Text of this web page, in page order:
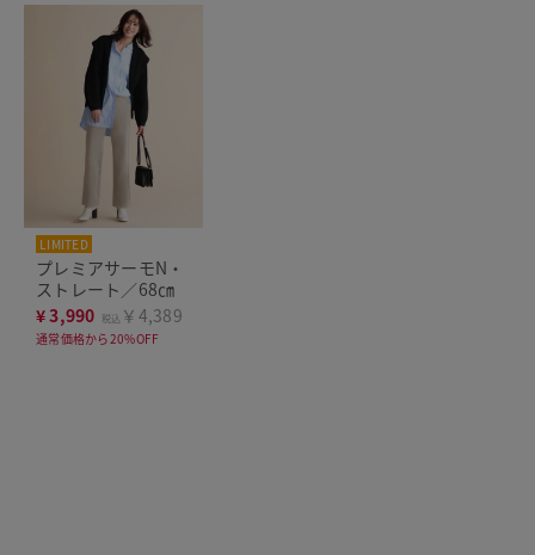
LIMITED
プレミアサーモN・
ストレート／68㎝
¥3,990 税込 ￥4,389
通常価格から20%OFF